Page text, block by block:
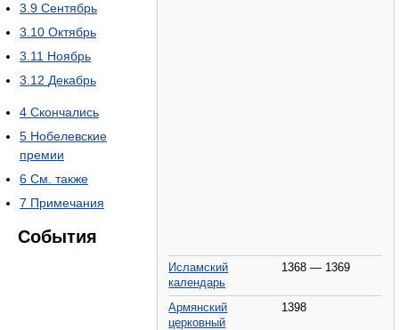
Исламский
календарь
1368 — 1369
Армянский
церковный
1398
3.9 Сентябрь
3.10 Октябрь
3.11 Ноябрь
3.12 Декабрь
4 Скончались
5 Нобелевские
премии
6 См. также
7 Примечания
События